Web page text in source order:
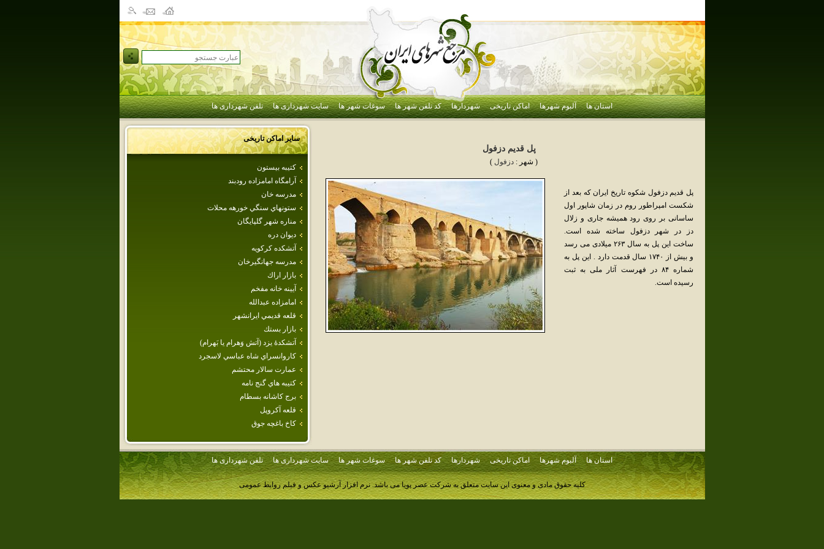
استان ها آلبوم شهرها اماکن تاریخی شهردارها کد تلفن شهر ها سوغات شهر ها سایت شهرداری ها تلفن شهرداری ها
سایر اماکن تاریخی
كتيبه بيستون
آرامگاه امامزاده رودبند
مدرسه خان
ستونهاي سنگي خورهه محلات
مناره شهر گلپايگان
ديوان دره
آتشكده كركويه
مدرسه‌ جهانگيرخان‌
بازار اراك
آيينه خانه مفخم
امامزاده‌ عبدالله
قلعه قديمي ايرانشهر
بازار بستك
آتشكدهٔ يزد (آتش وَهرام يا بَهرام)
كاروانسراي‌ شاه‌ عباسي‌ لاسجرد
عمارت‌ سالار محتشم‌
كتيبه هاي گنج نامه
برج‌ كاشانه‌ بسطام‌
قلعه آكروپل
كاخ باغچه جوق
پل قديم دزفول
( شهر :دزفول )
پل قدیم دزفول شکوه تاریخ ایران که بعد از
شکست امپراطور روم در زمان شاپور اول
ساسانی بر روی رود همیشه جاری و زلال
دز در شهر دزفول ساخته شده است.
ساخت این پل به سال ۲۶۳ میلادی می رسد
و بیش از ۱۷۴۰ سال قدمت دارد . این پل به
شماره ۸۴ در فهرست آثار ملی به ثبت
رسیده است.
استان ها آلبوم شهرها اماکن تاریخی شهردارها کد تلفن شهر ها سوغات شهر ها سایت شهرداری ها تلفن شهرداری ها
کلیه حقوق مادی و معنوی این سایت متعلق به شرکت عصر پویا می باشد.نرم افزار آرشیو عکس و فیلم روابط عمومی